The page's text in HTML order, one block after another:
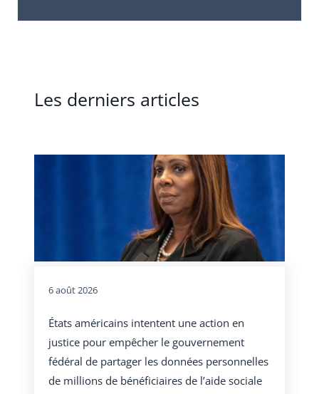
Les derniers articles
6 août 2026
États américains intentent une action en
justice pour empêcher le gouvernement
fédéral de partager les données personnelles
de millions de bénéficiaires de l’aide sociale